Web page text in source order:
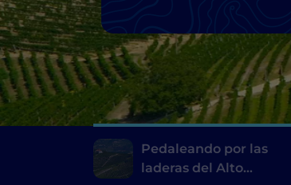
Pedaleando por las
laderas del Alto